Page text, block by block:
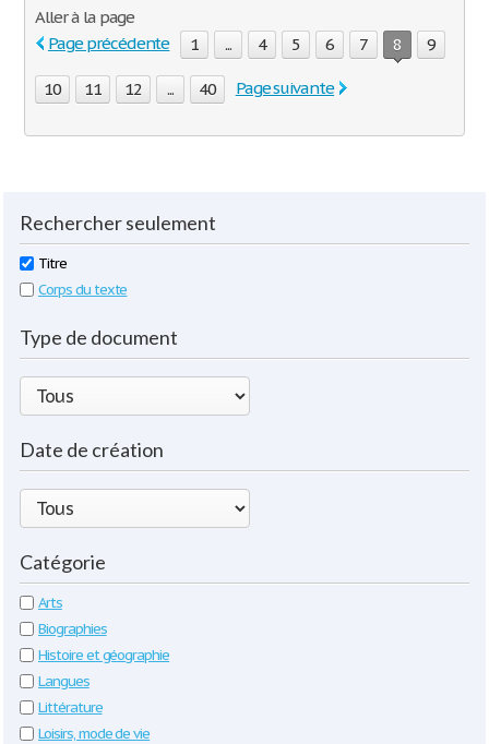
Aller à la page
Page précédente
1 ... 4 5 6 7 8 9
10 11 12 ... 40 Page suivante
Rechercher seulement
Titre
Corps du texte
Type de document
Date de création
Catégorie
Arts
Biographies
Histoire et géographie
Langues
Littérature
Loisirs, mode de vie